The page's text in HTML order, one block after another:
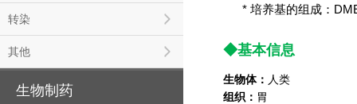
转染
其他
生物制药
* 培养基的组成：
◆基本信息
生物体： 人类
组织： 胃